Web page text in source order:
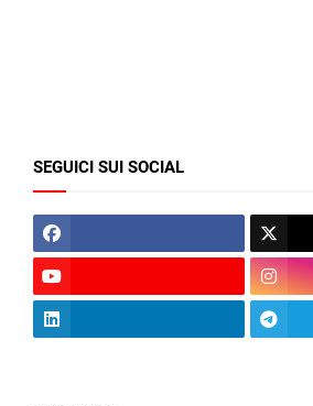
SEGUICI SUI SOCIAL